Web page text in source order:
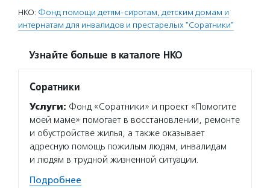
НКО: Фонд помощи детям-сиротам, детским домам и
интернатам для инвалидов и престарелых "Соратники"
Узнайте больше в каталоге НКО
Соратники
Услуги: Фонд «Соратники» и проект «Помогите
моей маме» помогает в восстановлении, ремонте
и обустройстве жилья, а также оказывает
адресную помощь пожилым людям, инвалидам
и людям в трудной жизненной ситуации.
Подробнее